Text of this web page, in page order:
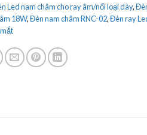
Led nam châm cho ray âm/nổi loại dày,
18W,Đèn nam châm RNC-02,Đèn ray